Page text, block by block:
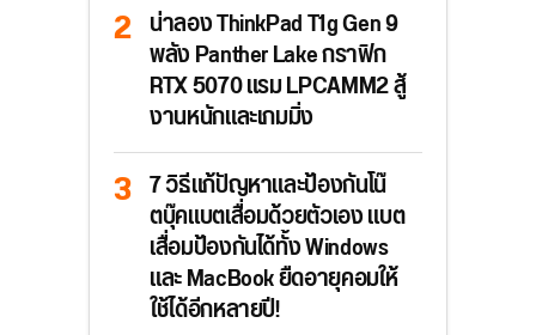
น่าลอง ThinkPad T1g Gen 9
พลัง Panther Lake กราฟิก
RTX 5070 แรม LPCAMM2 สู้
งานหนักและเกมมิ่ง
7 วิธีแก้ปัญหาและป้องกันโน๊
ตบุ๊คแบตเสื่อมด้วยตัวเอง แบต
เสื่อมป้องกันได้ทั้ง Windows
และ MacBook ยืดอายุคอมให้
ใช้ได้อีกหลายปี!